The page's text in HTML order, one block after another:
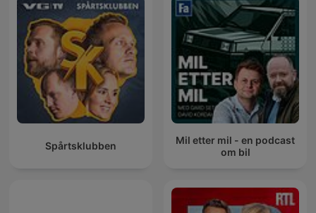
Spårtsklubben
Mil etter mil - en podcast
om bil